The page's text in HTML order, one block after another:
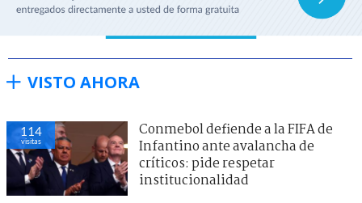
VISTO AHORA
114
visitas
Conmebol defiende a la FIFA de
Infantino ante avalancha de
críticos: pide respetar
institucionalidad